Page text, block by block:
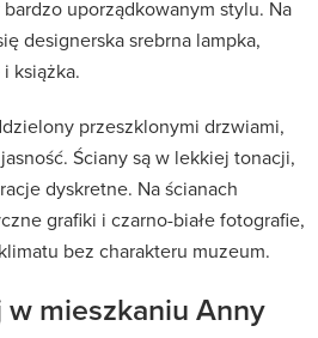
uporządkowanym stylu. Na
designerska srebrna lampka,
książka.
przeszklonymi drzwiami,
Ściany są w lekkiej tonacji,
dyskretne. Na ścianach
grafiki i czarno-białe fotografie,
bez charakteru muzeum.
mieszkaniu Anny